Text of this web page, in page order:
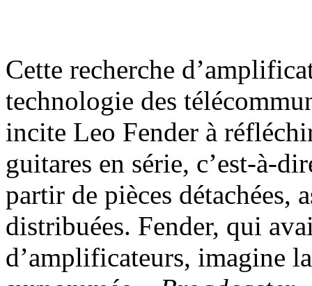
Cette recherche
technologie des
incite Leo Fender à
guitares en série, c’est-à-
partir de pièces détachées,
distribuées. Fender, qui
d’amplificateurs, imagine